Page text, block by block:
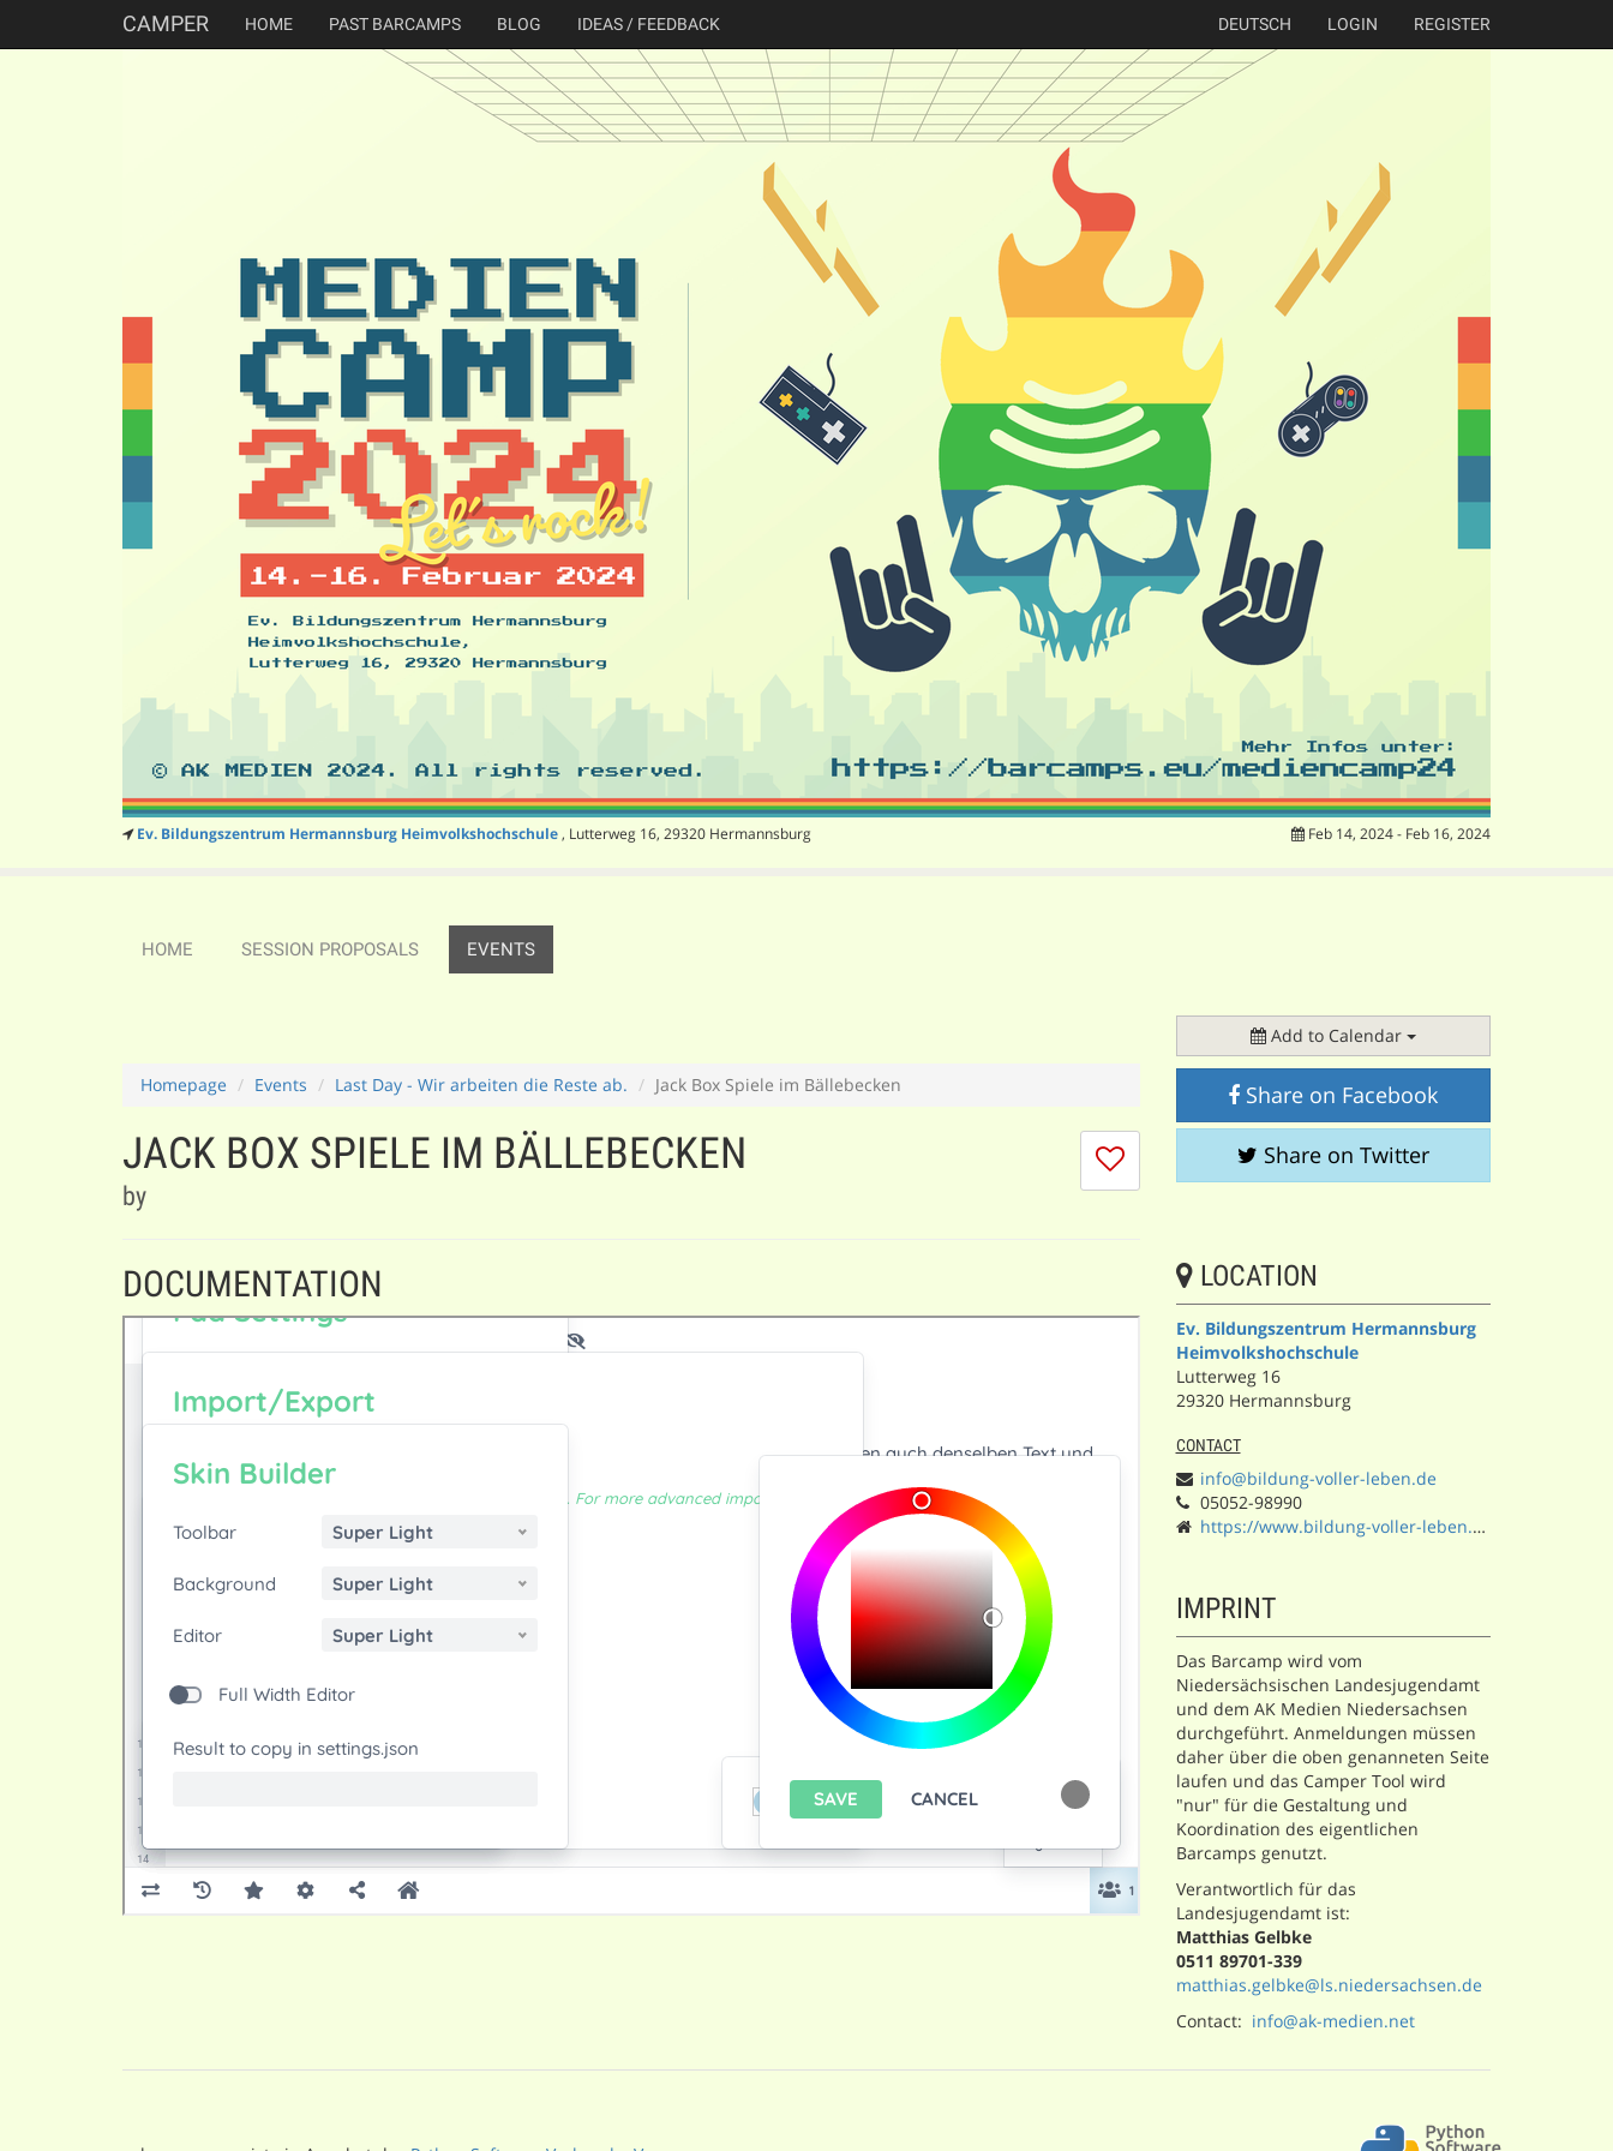
CAMPER HOME PAST BARCAMPS BLOG IDEAS / FEEDBACK DEUTSCH LOGIN REGISTER
Ev. Bildungszentrum Hermannsburg Heimvolkshochschule, Lutterweg 16, 29320 Hermannsburg Feb 14, 2024 - Feb 16, 2024
HOME SESSION PROPOSALS EVENTS
Homepage Events Last Day - Wir arbeiten die Reste ab. Jack Box Spiele im Bällebecken
I
don't
session
JACK BOX SPIELE IM BÄLLEBECKEN
by
DOCUMENTATION
Add to Calendar
Share on Facebook
Share on Twitter
LOCATION
Ev. Bildungszentrum Hermannsburg
Heimvolkshochschule
Lutterweg 16
29320 Hermannsburg
CONTACT
info@bildung-voller-leben.de
05052-98990
https://www.bildung-voller-leben.de/
IMPRINT
Das Barcamp wird vom
Niedersächsischen Landesjugendamt
und dem AK Medien Niedersachsen
durchgeführt. Anmeldungen müssen
daher über die oben genanneten Seite
laufen und das Camper Tool wird
"nur" für die Gestaltung und
Koordination des eigentlichen
Barcamps genutzt.
Verantwortlich für das
Landesjugendamt ist:
Matthias Gelbke
0511 89701-339
matthias.gelbke@ls.niedersachsen.de
Contact: info@ak-medien.net